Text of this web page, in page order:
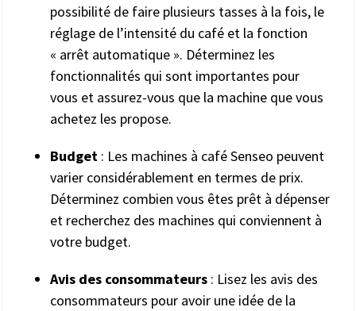
possibilité de faire plusieurs tasses à la fois, le
réglage de l’intensité du café et la fonction
« arrêt automatique ». Déterminez les
fonctionnalités qui sont importantes pour
vous et assurez-vous que la machine que vous
achetez les propose.
Budget : Les machines à café Senseo peuvent
varier considérablement en termes de prix.
Déterminez combien vous êtes prêt à dépenser
et recherchez des machines qui conviennent à
votre budget.
Avis des consommateurs : Lisez les avis des
consommateurs pour avoir une idée de la